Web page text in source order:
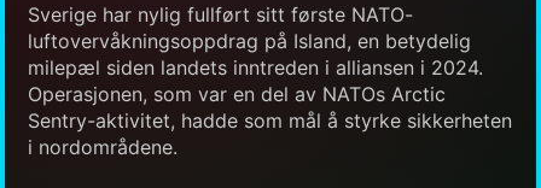
Sverige har nylig fullført sitt første NATO-
luftovervåkningsoppdrag på Island, en betydelig
milepæl siden landets inntreden i alliansen i 2024.
Operasjonen, som var en del av NATOs Arctic
Sentry-aktivitet, hadde som mål å styrke sikkerheten
i nordområdene.